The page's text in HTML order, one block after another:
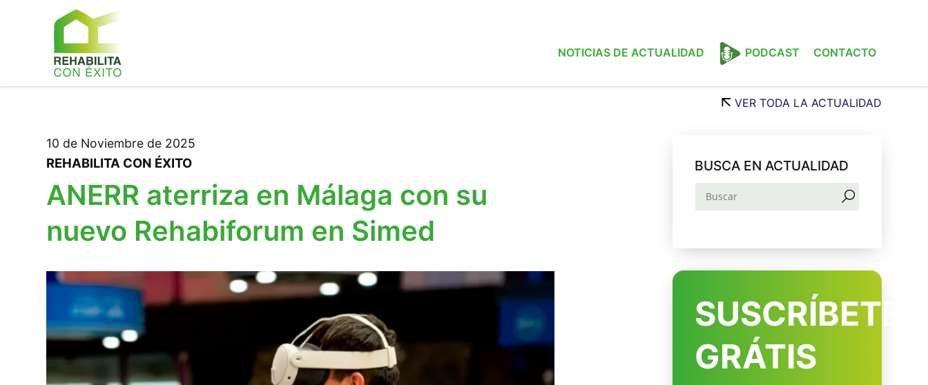
NOTICIAS DE ACTUALIDAD PODCAST CONTACTO
VER TODA LA ACTUALIDAD
10 de Noviembre de 2025
REHABILITA CON ÉXITO
ANERR aterriza en Málaga con su
nuevo Rehabiforum en Simed
BUSCA EN ACTUALIDAD
SUSCRÍBETE
GRÁTIS